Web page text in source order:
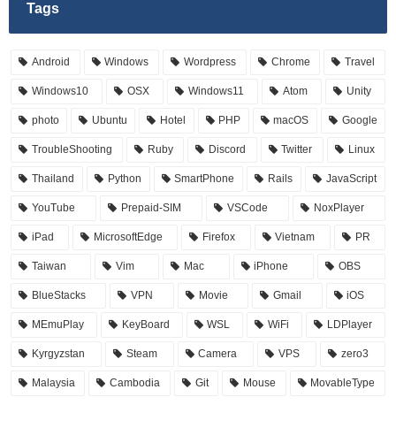
Tags
Android Windows Wordpress Chrome Travel
Windows10 OSX Windows11 Atom Unity
photo Ubuntu Hotel PHP macOS Google
TroubleShooting Ruby Discord Twitter Linux
Thailand Python SmartPhone Rails JavaScript
YouTube Prepaid-SIM VSCode NoxPlayer
iPad MicrosoftEdge Firefox Vietnam PR
Taiwan Vim Mac iPhone OBS
BlueStacks VPN Movie Gmail iOS
MEmuPlay KeyBoard WSL WiFi LDPlayer
Kyrgyzstan Steam Camera VPS zero3
Malaysia Cambodia Git Mouse MovableType